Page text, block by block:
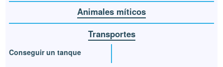
Animales míticos
Transportes
Conseguir un tanque